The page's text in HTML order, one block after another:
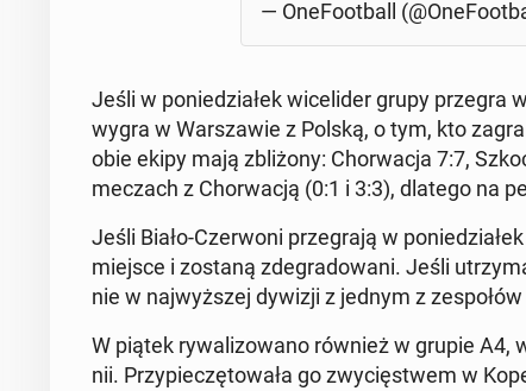
— One­Fo­ot­ball
Jeśli w po­nie­dzia­łek wi­ce­li­der grupy przegra
wygra w War­sza­wie z Polską, o tym, kto
obie ekipy mają zbli­żo­ny: Chor­wa­cja 7:7,
meczach z Chor­wa­cją (0:1 i 3:3), dlatego na
Jeśli Biało-Czer­wo­ni prze­gra­ją w
miejsce i zostaną zde­gra­do­wa­ni. Jeśli
nie w naj­wyż­szej dywizji z jednym z
W piątek ry­wa­li­zo­wa­no również w grupie A4,
nii. Przy­pie­czę­to­wa­ła go zwy­cię­stwem w